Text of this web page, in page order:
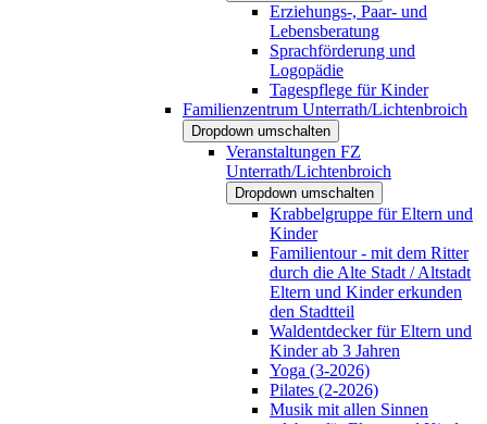
Erziehungs-, Paar- und
Lebensberatung
Sprachförderung und
Logopädie
Tagespflege für Kinder
Familienzentrum Unterrath/Lichtenbroich
Dropdown umschalten
Veranstaltungen FZ
Unterrath/Lichtenbroich
Dropdown umschalten
Krabbelgruppe für Eltern und
Kinder
Familientour - mit dem Ritter
durch die Alte Stadt / Altstadt
Eltern und Kinder erkunden
den Stadtteil
Waldentdecker für Eltern und
Kinder ab 3 Jahren
Yoga (3-2026)
Pilates (2-2026)
Musik mit allen Sinnen